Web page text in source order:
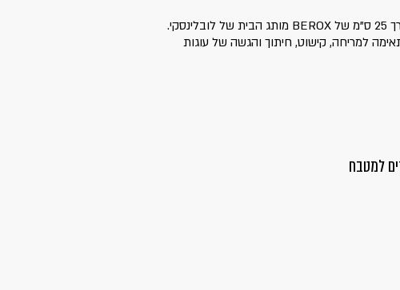
פלטה למריחה ולקישוט באורך 25 ס"מ של BEROX מותג הבית של לובלינסקי.
למריחה, קישוט, חיתוך והגשה של עוגות
למטבח